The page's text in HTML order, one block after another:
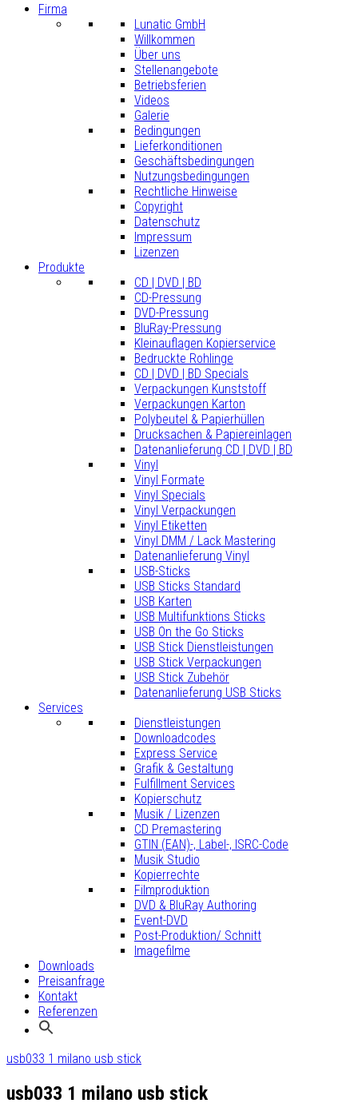
Firma
Lunatic GmbH
Willkommen
Über uns
Stellenangebote
Betriebsferien
Videos
Galerie
Bedingungen
Lieferkonditionen
Geschäftsbedingungen
Nutzungsbedingungen
Rechtliche Hinweise
Copyright
Datenschutz
Impressum
Lizenzen
Produkte
CD | DVD | BD
CD-Pressung
DVD-Pressung
BluRay-Pressung
Kleinauflagen Kopierservice
Bedruckte Rohlinge
CD | DVD | BD Specials
Verpackungen Kunststoff
Verpackungen Karton
Polybeutel & Papierhüllen
Drucksachen & Papiereinlagen
Datenanlieferung CD | DVD | BD
Vinyl
Vinyl Formate
Vinyl Specials
Vinyl Verpackungen
Vinyl Etiketten
Vinyl DMM / Lack Mastering
Datenanlieferung Vinyl
USB-Sticks
USB Sticks Standard
USB Karten
USB Multifunktions Sticks
USB On the Go Sticks
USB Stick Dienstleistungen
USB Stick Verpackungen
USB Stick Zubehör
Datenanlieferung USB Sticks
Services
Dienstleistungen
Downloadcodes
Express Service
Grafik & Gestaltung
Fulfillment Services
Kopierschutz
Musik / Lizenzen
CD Premastering
GTIN (EAN)-, Label-, ISRC-Code
Musik Studio
Kopierrechte
Filmproduktion
DVD & BluRay Authoring
Event-DVD
Post-Produktion/ Schnitt
Imagefilme
Downloads
Preisanfrage
Kontakt
Referenzen
usb033 1 milano usb stick
usb033 1 milano usb stick